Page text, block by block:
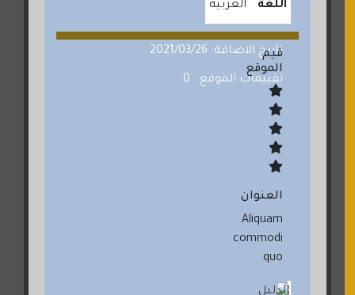
اللغة العربية
تاريخ الاضافة: 2021/03/26
تقييمات الموقع : 0
قيم
الموقع
العنوان
Aliquam
commodi
quo